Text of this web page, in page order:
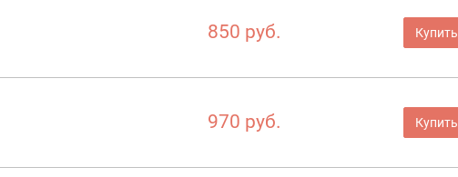
850 руб. Купить
970 руб. Купить